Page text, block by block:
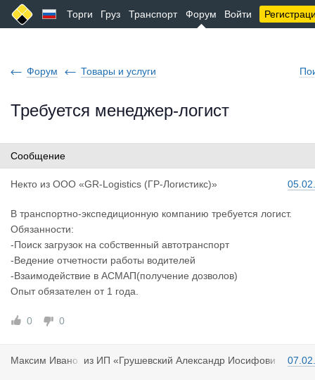
Торги Груз Транспорт Форум Войти
Форум Товары и услуги
Требуется менеджер-логист
Сообщение
Некто из ООО «GR-Logistics (ГР-Логистикс)»
В транспортно-экспедиционную компанию требуется логист.
Обязанности:
-Поиск загрузок на собственный автотранспорт
-Ведение отчетности работы водителей
-Взаимодействие в АСМАП(получение дозволов)
Опыт обязателен от 1 года.
0 0
Максим Ивано
из ИП «Грушевский Александр Иосифови